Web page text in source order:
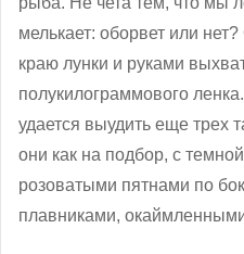
мелькает: оборвет или
краю лунки и руками
полукилограммового
удается выудить еще трех
они как на подбор, с
розоватыми пятнами по
плавниками,